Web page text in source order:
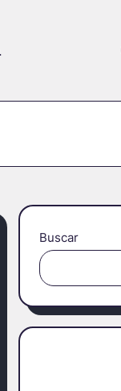
Buscar